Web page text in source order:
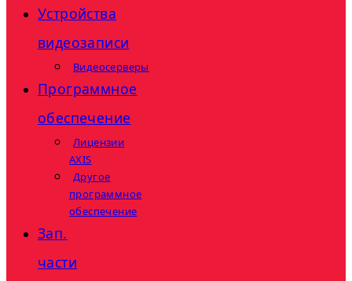
Устройства
видеозаписи
Видеосерверы
Программное
обеспечение
Лицензии
AXIS
Другое
программное
обеспечение
Зап.
части